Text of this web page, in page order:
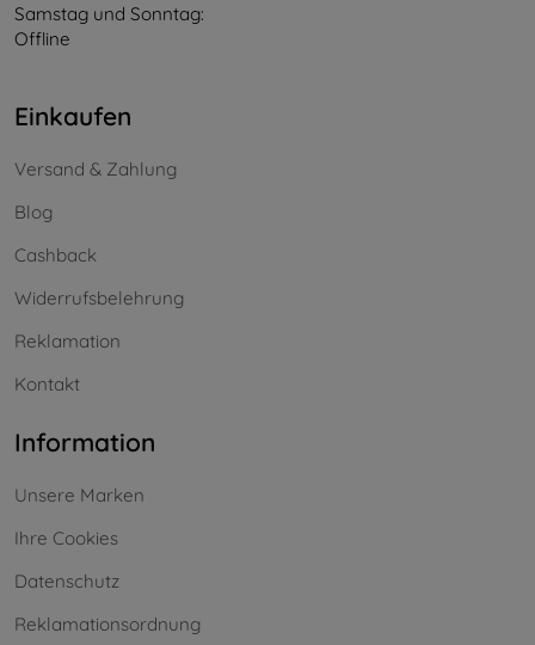
Samstag und Sonntag:
Offline
Einkaufen
Versand & Zahlung
Blog
Cashback
Widerrufsbelehrung
Reklamation
Kontakt
Information
Unsere Marken
Ihre Cookies
Datenschutz
Reklamationsordnung